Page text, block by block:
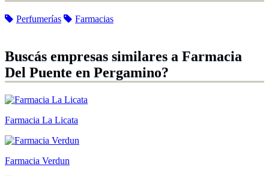
Perfumerías Farmacias
Buscás empresas similares a Farmacia
Del Puente en Pergamino?
Farmacia La Licata
Farmacia Verdun